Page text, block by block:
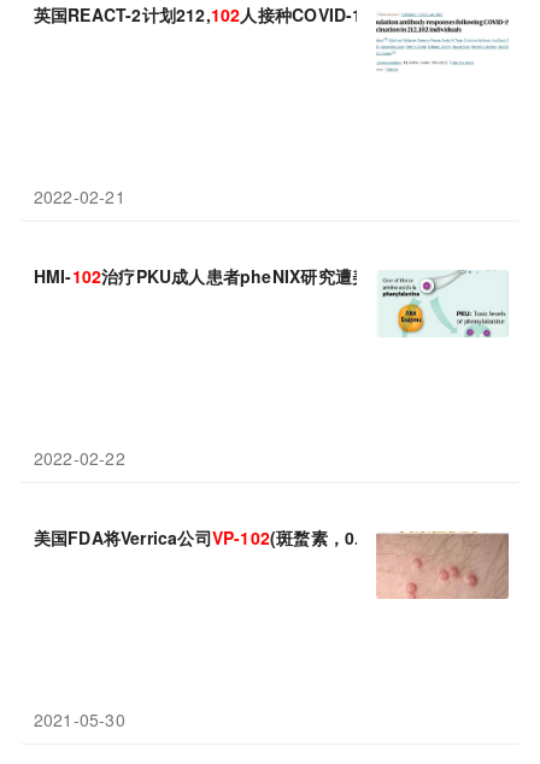
英国REACT-2计划212,102人接种COVID-19疫苗后的人群抗体反
2022-02-21
HMI-102治疗PKU成人患者pheNIX研究遭美国FDA临床暂停!
2022-02-22
美国FDA将Verrica公司VP-102(斑蝥素，0.7%外用溶液)审查期延
2021-05-30